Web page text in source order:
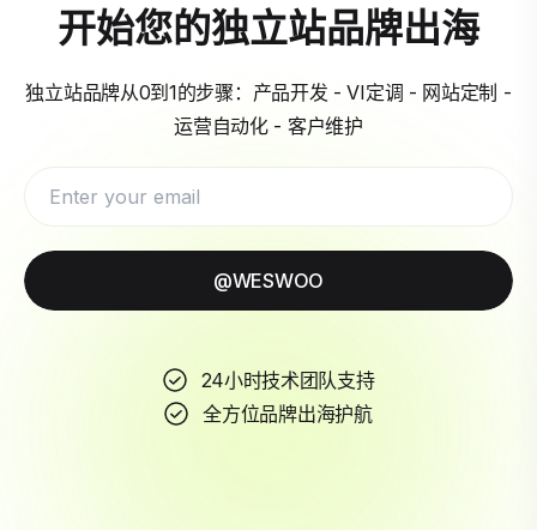
开始您的独立站品牌出海
独立站品牌从0到1的步骤：产品开发 - VI定调 - 网站定制 -
运营自动化 - 客户维护
@WESWOO
24小时技术团队支持
全方位品牌出海护航